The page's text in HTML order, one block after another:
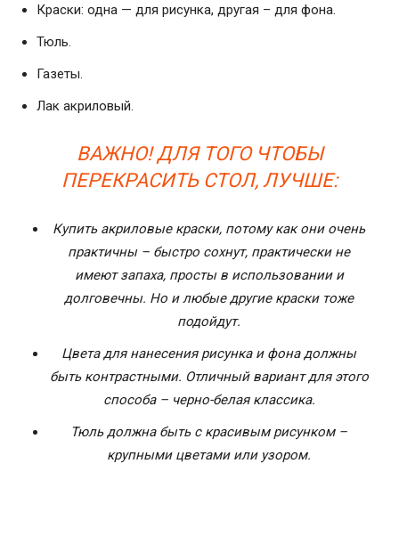
Краски: одна — для рисунка, другая – для фона.
Тюль.
Газеты.
Лак акриловый.
ВАЖНО! ДЛЯ ТОГО ЧТОБЫ
ПЕРЕКРАСИТЬ СТОЛ, ЛУЧШЕ:
Купить акриловые краски, потому как они очень
практичны – быстро сохнут, практически не
имеют запаха, просты в использовании и
долговечны. Но и любые другие краски тоже
подойдут.
Цвета для нанесения рисунка и фона должны
быть контрастными. Отличный вариант для этого
способа – черно-белая классика.
Тюль должна быть с красивым рисунком –
крупными цветами или узором.